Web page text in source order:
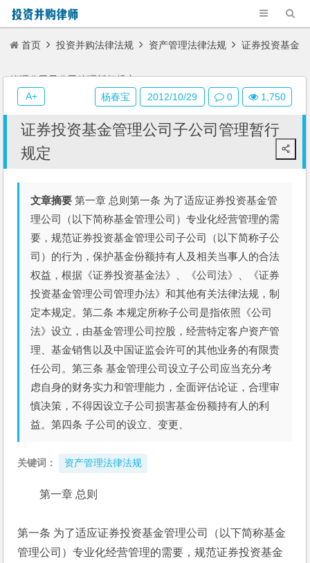
首页 投资并购法律法规 资产管理法律法规 证券投资基金
管理公司子公司管理暂行规定
证券投资基金管理公司子公司管理暂行
规定
文章摘要 第一章 总则第一条 为了适应证券投资基金管
理公司（以下简称基金管理公司）专业化经营管理的需
要，规范证券投资基金管理公司子公司（以下简称子公
司）的行为，保护基金份额持有人及相关当事人的合法
权益，根据《证券投资基金法》、《公司法》、《证券
投资基金管理公司管理办法》和其他有关法律法规，制
定本规定。第二条 本规定所称子公司是指依照《公司
法》设立，由基金管理公司控股，经营特定客户资产管
理、基金销售以及中国证监会许可的其他业务的有限责
任公司。第三条 基金管理公司设立子公司应当充分考
虑自身的财务实力和管理能力，全面评估论证，合理审
慎决策，不得因设立子公司损害基金份额持有人的利
益。第四条 子公司的设立、变更、
关键词： 资产管理法律法规
第一章 总则
第一条 为了适应证券投资基金管理公司（以下简称基金
管理公司）专业化经营管理的需要，规范证券投资基金
杨春宝 2012/10/29 0 1,750
A+